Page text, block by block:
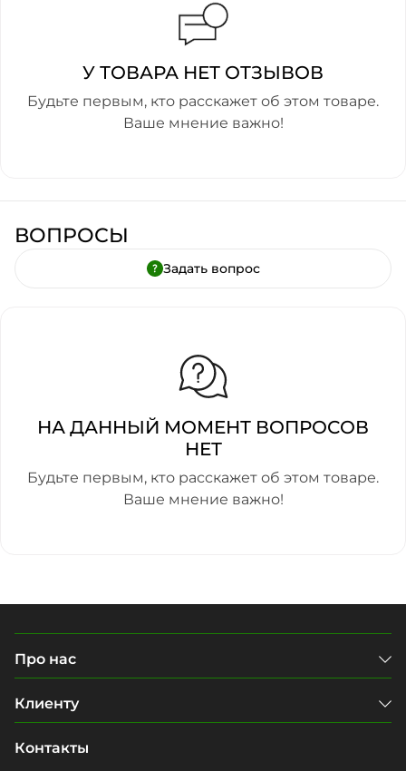
У ТОВАРА НЕТ ОТЗЫВОВ
Будьте первым, кто расскажет об этом товаре.
Ваше мнение важно!
ВОПРОСЫ
Задать вопрос
НА ДАННЫЙ МОМЕНТ ВОПРОСОВ
НЕТ
Будьте первым, кто расскажет об этом товаре.
Ваше мнение важно!
Про нас
Клиенту
Контакты